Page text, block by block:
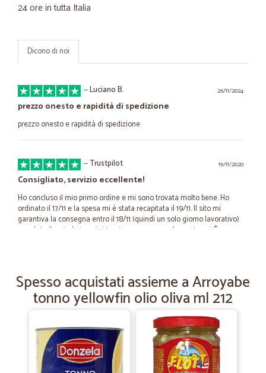
24 ore in tutta Italia
Dicono di noi
26/11/2024
—Luciano B.
prezzo onesto e rapidità di spedizione
prezzo onesto e rapidità di spedizione
19/11/2020
—Trustpilot
Consigliato, servizio eccellente!
Ho concluso il mio primo ordine e mi sono trovata molto bene. Ho
ordinato il 17/11 e la spesa mi è stata recapitata il 19/11. Il sito mi
garantiva la consegna entro il 18/11 (quindi un solo giorno lavorativo)
ma, dato il periodo in cui ci troviamo, non posso lamentarmi. È raro
abbastanza alta ma parliamo anche di prodotti di marca. Non si tratta
di un discount, diciamolo, ma secondo me il sovrapprezzo vale la
pena per il servizio.
25/10/2020
—Andrea F.
Tutto ottimo ma soprattutto di una…
Spesso acquistati assieme a Arroyabe
tonno yellowfin olio oliva ml 212